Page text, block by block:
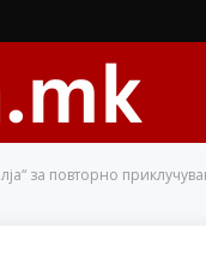
за повторно